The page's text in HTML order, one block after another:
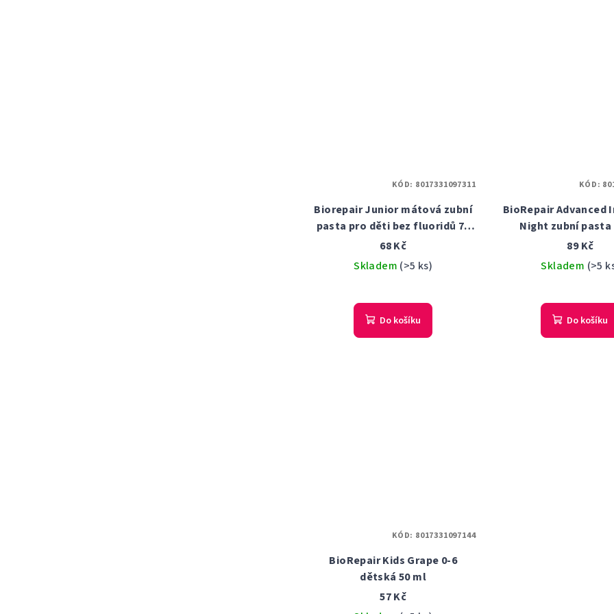
Biorepair Junior mátová zubní
pasta pro děti bez fluoridů 75
ml
68 Kč
Skladem (>5 ks)
Do košíku
KÓD: 8017331097311
BioRepair Advanced
Night zubní pasta
89 Kč
Skladem (>5
Do košíku
KÓD:
BioRepair Kids Grape 0-6
dětská 50 ml
57 Kč
KÓD: 8017331097144